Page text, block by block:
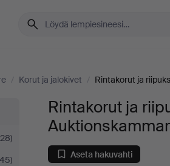
/ Korut ja jalokivet / Rintakorut ja
Rintakorut ja
Aseta hakuvahti